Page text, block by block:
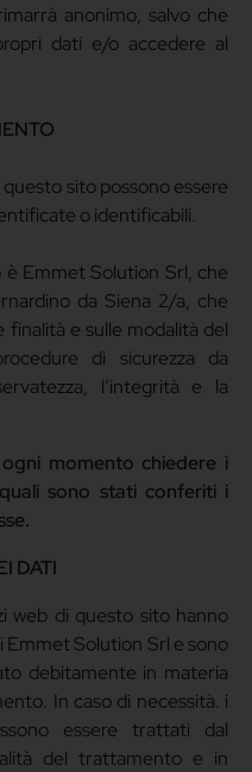
anonimo, salvo che
dati e/o accedere al
sito possono essere
o identificabili.
Emmet Solution Srl, che
da Siena 2/a, che
e sulle modalità del
di sicurezza da
l’integrità e la
momento chiedere i
sono stati conferiti i
DATI
web di questo sito hanno
Emmet Solution Srl e sono
debitamente in materia
In caso di necessità. i
essere trattati dal
del trattamento e in